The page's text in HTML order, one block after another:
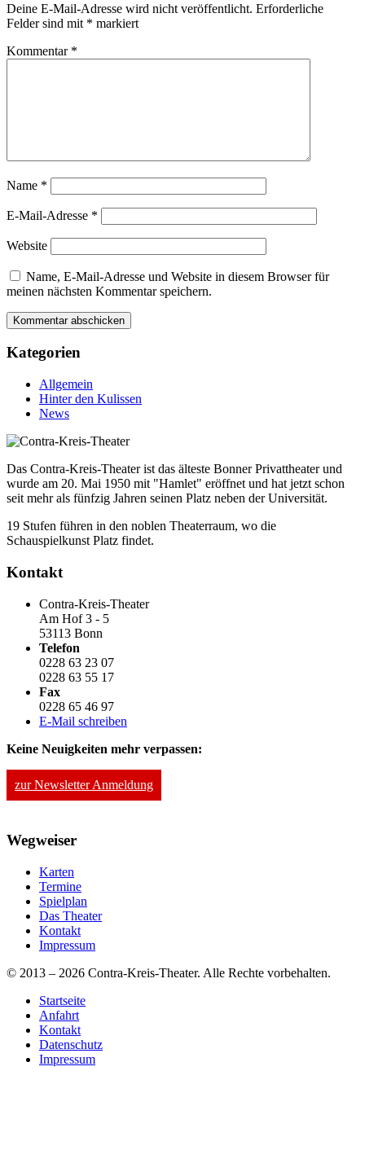
Deine E-Mail-Adresse wird nicht veröffentlicht. Erforderliche
Felder sind mit * markiert
Kommentar *
Name *
E-Mail-Adresse *
Website
Name, E-Mail-Adresse und Website in diesem Browser für
meinen nächsten Kommentar speichern.
Kategorien
Allgemein
Hinter den Kulissen
News
Das Contra-Kreis-Theater ist das älteste Bonner Privattheater und
wurde am 20. Mai 1950 mit "Hamlet" eröffnet und hat jetzt schon
seit mehr als fünfzig Jahren seinen Platz neben der Universität.
19 Stufen führen in den noblen Theaterraum, wo die
Schauspielkunst Platz findet.
Kontakt
Contra-Kreis-Theater
Am Hof 3 - 5
53113 Bonn
Telefon
0228 63 23 07
0228 63 55 17
Fax
0228 65 46 97
E-Mail schreiben
Keine Neuigkeiten mehr verpassen:
zur Newsletter Anmeldung
Wegweiser
Karten
Termine
Spielplan
Das Theater
Kontakt
Impressum
© 2013 – 2026 Contra-Kreis-Theater. Alle Rechte vorbehalten.
Startseite
Anfahrt
Kontakt
Datenschutz
Impressum